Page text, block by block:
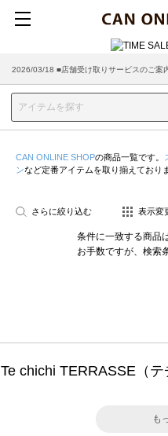
2026/03/18 ■店舗受け取りサービスのご案
CAN ONLINE SHOPの商品一覧です。
ンなど定番アイテムを取り揃えており
さらに絞り込む 表示変
条件に一致する商品
お手数ですが、検索
Te chichi TERRASSE（
も